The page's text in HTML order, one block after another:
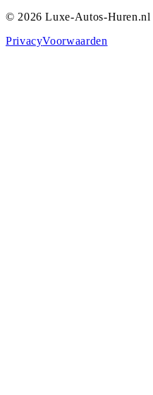
© 2026 Luxe-Autos-
PrivacyVoorwaarden